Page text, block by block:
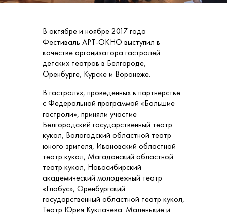
В октябре и ноябре 2017 года
Фестиваль АРТ-ОКНО выступил в
качестве организатора гастролей
детских театров в Белгороде,
Оренбурге, Курске и Воронеже.
В гастролях, проведенных в партнерстве
с Федеральной программой «Большие
гастроли», приняли участие
Белгородский государственный театр
кукол, Вологодский областной театр
юного зрителя, Ивановский областной
театр кукол, Магаданский областной
театр кукол, Новосибирский
академический молодежный театр
«Глобус», Оренбургский
государственный областной театр кукол,
Театр Юрия Куклачева. Маленькие и